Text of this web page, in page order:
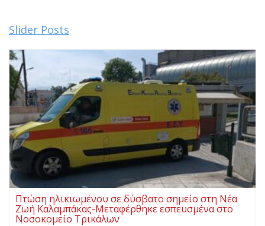
Slider Posts
Πτώση ηλικιωμένου σε δύσβατο σημείο στη Νέα
Ζωή Καλαμπάκας-Μεταφέρθηκε εσπευσμένα στο
Νοσοκομείο Τρικάλων